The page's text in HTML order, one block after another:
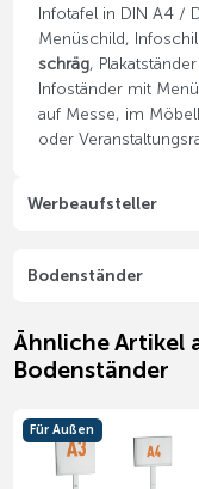
Infotafel in DIN A4 /
Menüschild,
schräg,
Infoständer mit
auf Messe, im
oder
Werbeaufsteller
Bodenständer
Ähnliche Artikel
Bodenständer
Für Außen